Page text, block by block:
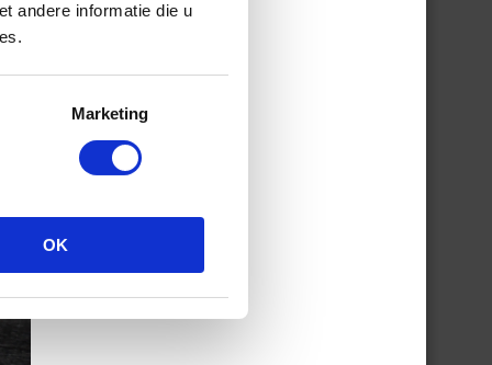
andere informatie die u
Marketing
OK